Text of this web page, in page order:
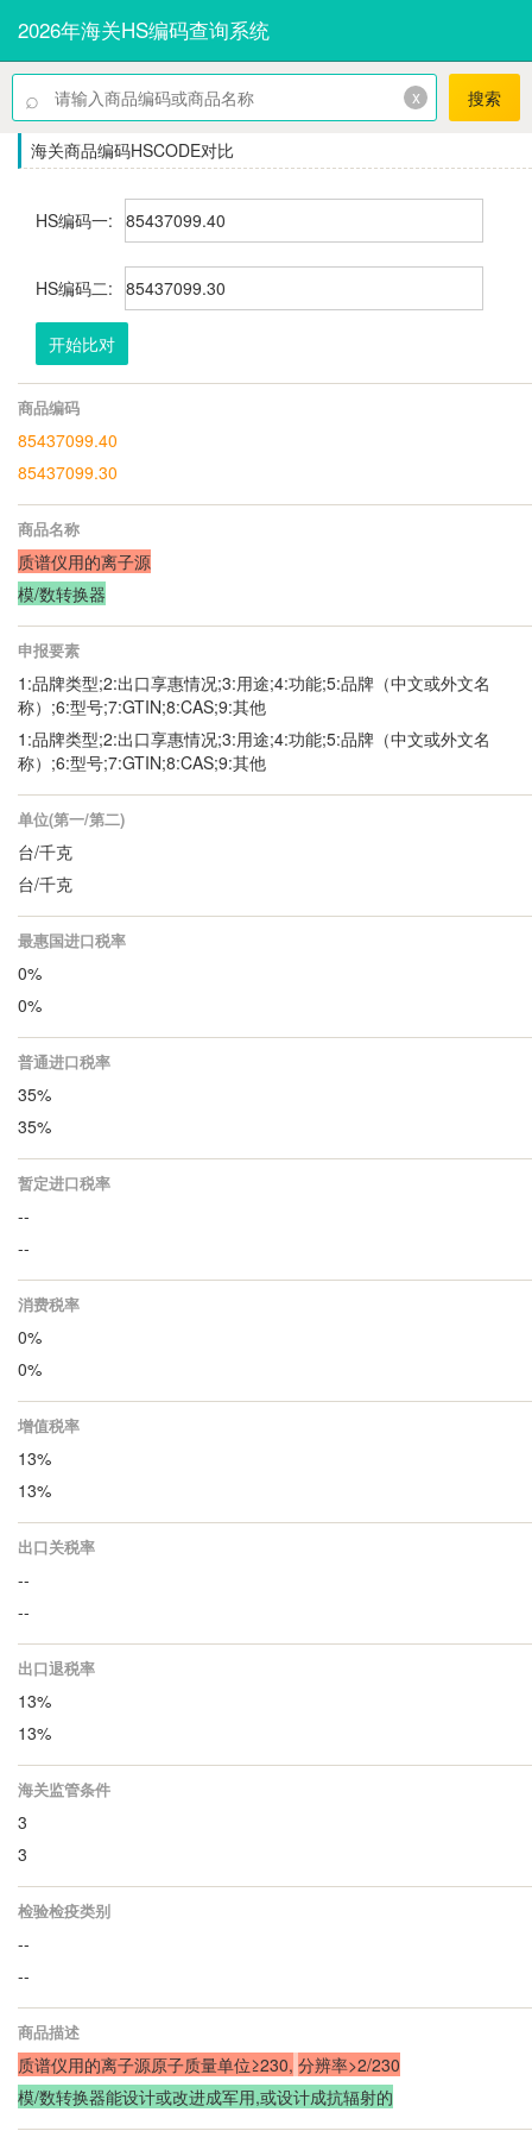
2026年海关HS编码查询系统
⌕ x 搜索
海关商品编码HSCODE对比
HS编码一:
HS编码二:
开始比对
商品编码
85437099.40
85437099.30
商品名称
质谱仪用的离子源
模/数转换器
申报要素
1:品牌类型;2:出口享惠情况;3:用途;4:功能;5:品牌（中文或外文名
称）;6:型号;7:GTIN;8:CAS;9:其他
1:品牌类型;2:出口享惠情况;3:用途;4:功能;5:品牌（中文或外文名
称）;6:型号;7:GTIN;8:CAS;9:其他
单位(第一/第二)
台/千克
台/千克
最惠国进口税率
0%
0%
普通进口税率
35%
35%
暂定进口税率
--
--
消费税率
0%
0%
增值税率
13%
13%
出口关税率
--
--
出口退税率
13%
13%
海关监管条件
3
3
检验检疫类别
--
--
商品描述
质谱仪用的离子源原子质量单位≥230, 分辨率>2/230
模/数转换器能设计或改进成军用,或设计成抗辐射的